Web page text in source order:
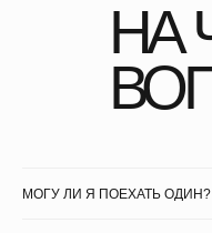
МОГУ ЛИ Я ПОЕХАТЬ ОДИН?